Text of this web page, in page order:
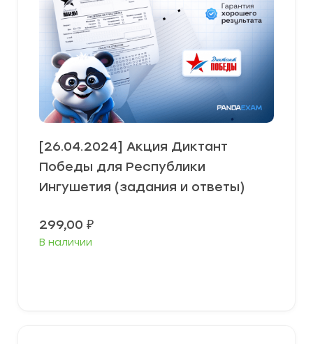
[26.04.2024] Акция Диктант
Победы для Республики
Ингушетия (задания и ответы)
299,00 ₽
В наличии